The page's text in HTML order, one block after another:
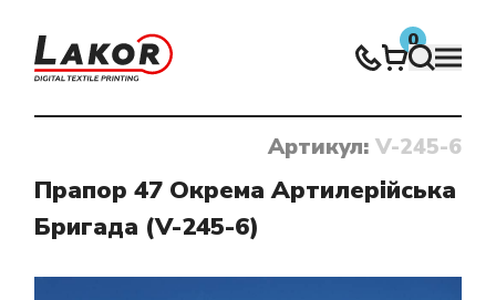
0
Нічого не знайдено
Артикул: V-245-6
Прапор 47 Окрема Артилерійська
Бригада (V-245-6)